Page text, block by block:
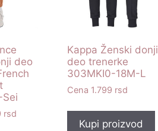
deo
rsd
Kappa Ženski donji
deo trenerke
303MKI0-18M-L
1.799 rsd
Kupi proizvod